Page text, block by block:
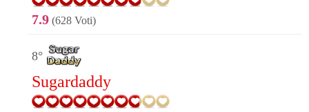
7.9 (628 Voti)
8°
Sugardaddy